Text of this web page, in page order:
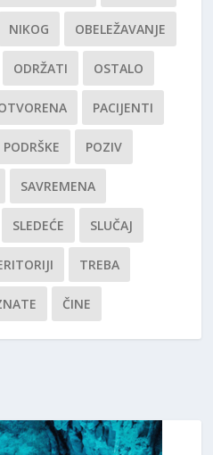
NIKOG OBELEŽAVANJE
ODRŽATI OSTALO
PACIJENTI
PODRŠKE POZIV
SAVREMENA
SLEDEĆE SLUČAJ
TREBA
ČINE